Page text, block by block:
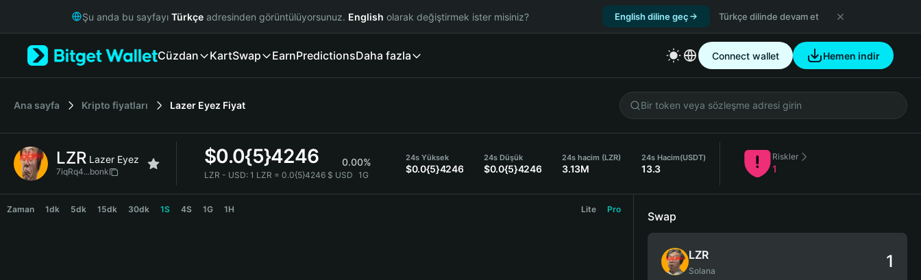
Русский
Italiano
简体中文
繁體中文
Bahasa Indonesia
Şu anda bu sayfayı Türkçe adresinden görüntülüyorsunuz. English olarak değiştirmek ister misiniz? English diline geç Türkçe dilinde devam et
Cüzdan KartSwap EarnPredictionsDaha fazla Connect wallet Hemen indir
Ana sayfa Kripto fiyatları Lazer Eyez Fiyat
LZR Lazer Eyez
7iqRq4...bonk
$0.0{5}4246 0.00%
LZR - USD: 1 LZR = 0.0{5}4246 $ USD 1G
24s Yüksek
$0.0{5}4246
24s Düşük
$0.0{5}4246
24s hacim (LZR)
3.13M
24s Hacim(USDT)
13.3
Riskler
1
Zaman 1dk 5dk 15dk 30dk 1S 4S 1G 1H Lite Pro
Swap
LZR
Solana